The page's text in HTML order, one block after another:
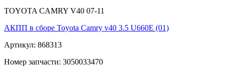
TOYOTA CAMRY V40 07-11
АКПП в сборе Toyota Camry v40 3.5 U660E (01)
Артикул: 868313
Номер запчасти: 3050033470